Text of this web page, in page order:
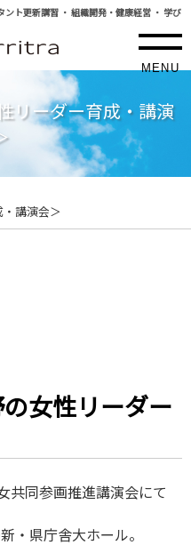
ント更新講習 ・ 組織開発・健康経営 ・ 学び
MENU
リーダー育成・講演
講演会＞
女性リーダー
共同参画推進講演会にて
・県庁舎大ホール。